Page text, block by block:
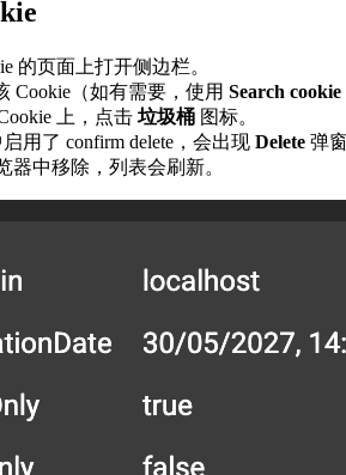
的页面上打开侧边栏。
Cookie（如有需要，使用 Search
上，点击垃圾桶 图标。
启用了 confirm delete，会出现 Delete 弹
器中移除，列表会刷新。